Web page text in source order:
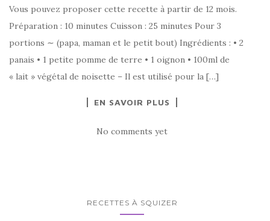
Vous pouvez proposer cette recette à partir de 12 mois.
Préparation : 10 minutes Cuisson : 25 minutes Pour 3
portions ∼ (papa, maman et le petit bout) Ingrédients : • 2
panais • 1 petite pomme de terre • 1 oignon • 100ml de
« lait » végétal de noisette – Il est utilisé pour la […]
EN SAVOIR PLUS
No comments yet
RECETTES À SQUIZER